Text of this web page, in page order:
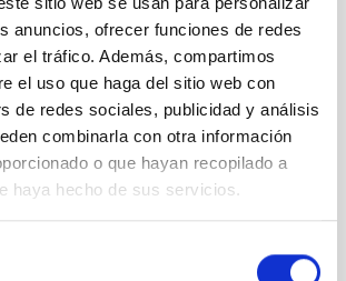
anuncios, ofrecer funciones de redes
el tráfico. Además, compartimos
el uso que haga del sitio web con
de redes sociales, publicidad y análisis
combinarla con otra información
o que hayan recopilado a
haya hecho de sus servicios.
(1)